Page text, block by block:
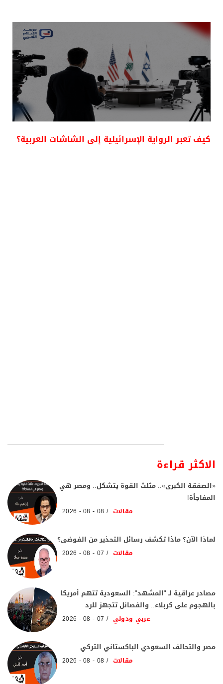
كيف تعبر الرواية الإسرائيلية إلى الشاشات العربية؟
الاكثر قراءة
«الصفقة الكبرى».. مثلث القوة يتشكل.. ومصر هي
المفاجأة!
مقالات 08 - 08 - 2026
لماذا الآن؟ ماذا تكشف رسائل التحذير من الفوضى؟
مقالات 07 - 08 - 2026
مصادر عراقية لـ "المشهد": السعودية تتهم أمريكا
بالهجوم على كربلاء.. والفصائل تتجهز للرد
عربي ودولي 07 - 08 - 2026
مصر والتحالف السعودي الباكستاني التركي
مقالات 08 - 08 - 2026